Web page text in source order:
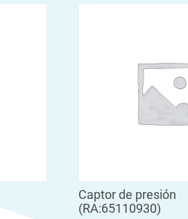
Captor de presión
(RA:65110930)